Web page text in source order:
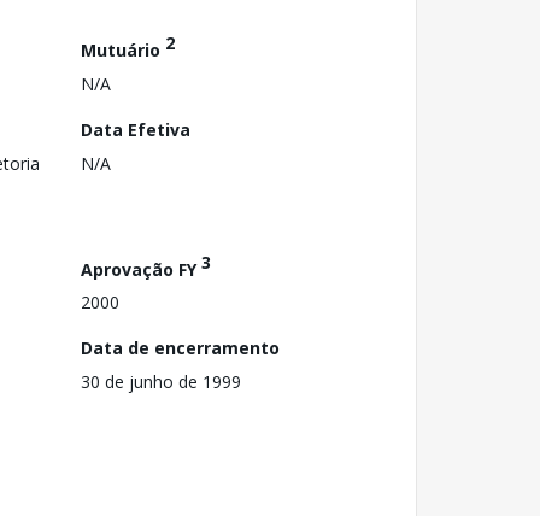
Mutuário 2
N/A
Data Efetiva
N/A
Aprovação FY3
2000
Data de encerramento
30 de junho de 1999